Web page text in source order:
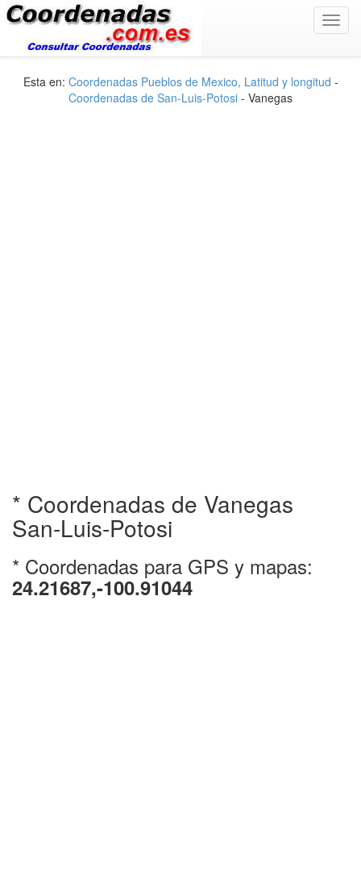
Esta en: Coordenadas Pueblos de Mexico, Latitud y longitud -
Coordenadas de San-Luis-Potosi - Vanegas
* Coordenadas de Vanegas
San-Luis-Potosi
* Coordenadas para GPS y mapas:
24.21687,-100.91044